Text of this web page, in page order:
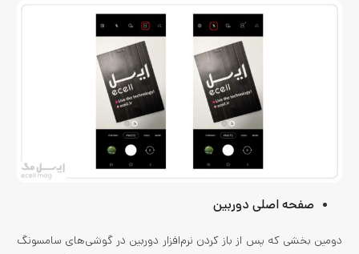
صفحه اصلی دوربین
دومین بخشی که پس از باز کردن نرم‌افزار دوربین در گوشی‌های سامسونگ